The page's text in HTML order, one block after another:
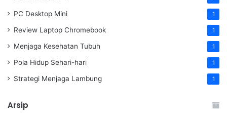
PC Desktop Mini 1
Review Laptop Chromebook 1
Menjaga Kesehatan Tubuh 1
Pola Hidup Sehari-hari 1
Strategi Menjaga Lambung 1
Arsip